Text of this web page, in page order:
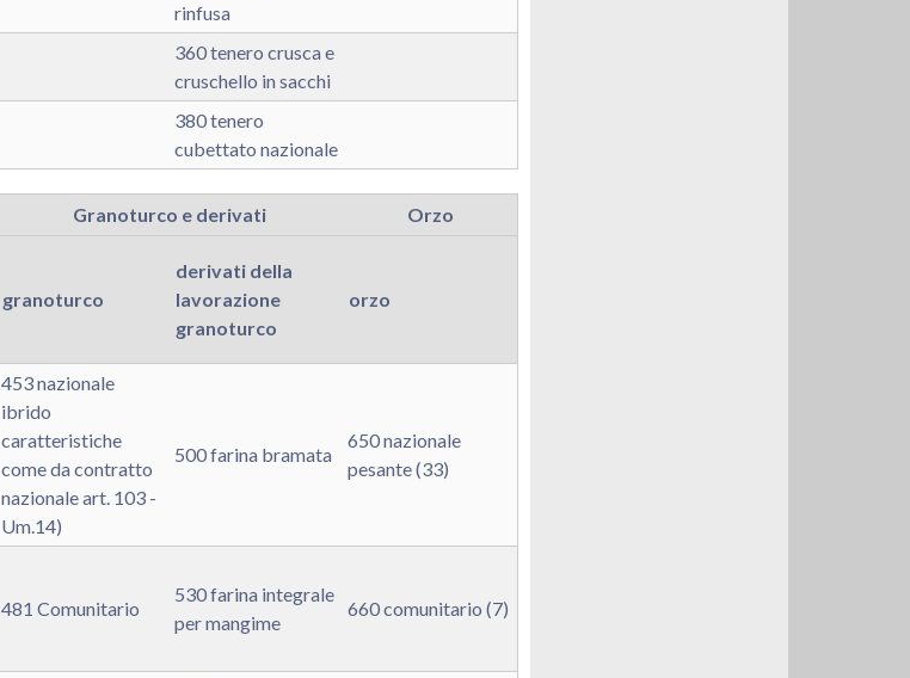
rinfusa
360 tenero crusca e
cruschello in sacchi
380 tenero
cubettato nazionale
Granoturco e derivati Orzo
granoturco
derivati della
lavorazione
granoturco
orzo
453 nazionale
ibrido
caratteristiche
come da contratto
nazionale art. 103 -
Um.14)
500 farina bramata
650 nazionale
pesante (33)
481 Comunitario
530 farina integrale
per mangime
660 comunitario (7)